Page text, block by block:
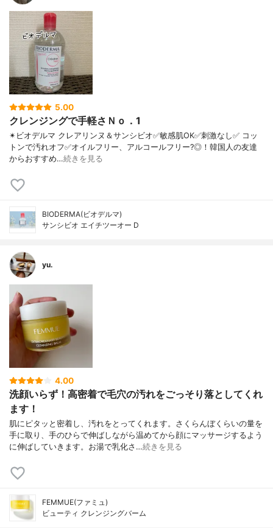
5.00
クレンジングで手軽さＮｏ．1
✴ビオデルマ クレアリンヌ＆サンシビオ ✅敏感肌OK ✅刺激なし ✅ コッ
トンで汚れオフ ✅オイルフリー、アルコールフリー?◎！ 韓国人の友達
からおすすめ…続きを見る
BIODERMA(ビオデルマ)
サンシビオ エイチツーオー D
yu.
4.00
洗顔いらず！高密着で毛穴の汚れをごっそり落としてくれ
ます！
肌にピタッと密着し、汚れをとってくれます。さくらんぼくらいの量を
手に取り、手のひらで伸ばしながら温めてから顔にマッサージするよう
に伸ばしていきます。お湯で乳化さ…続きを見る
FEMMUE(ファミュ)
ビューティ クレンジングバーム